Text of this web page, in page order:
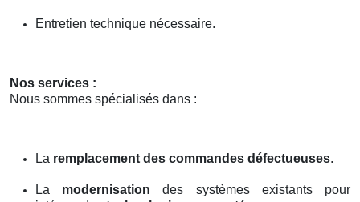
Entretien technique nécessaire.
Nos services :
Nous sommes spécialisés dans :
La remplacement des commandes défectueuses.
La modernisation des systèmes existants pour